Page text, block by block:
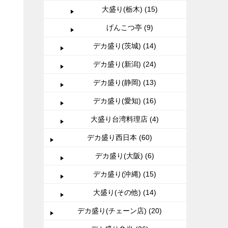
大盛り(栃木) (15)
げんこつ亭 (9)
デカ盛り(茨城) (14)
デカ盛り(新潟) (24)
デカ盛り(静岡) (13)
デカ盛り(愛知) (16)
大盛り台湾料理店 (4)
デカ盛り西日本 (60)
デカ盛り(大阪) (6)
デカ盛り(沖縄) (15)
大盛り(その他) (14)
デカ盛り(チェーン店) (20)